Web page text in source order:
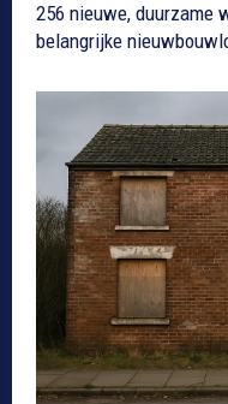
256 nieuwe, duurzame
belangrijke